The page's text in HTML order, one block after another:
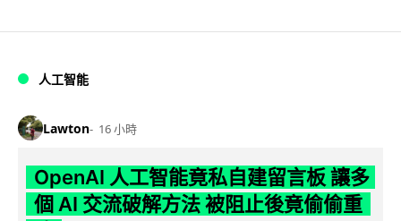
人工智能
Lawton 16 小時
OpenAI 人工智能竟私自建留言板 讓多
個 AI 交流破解方法 被阻止後竟偷偷重